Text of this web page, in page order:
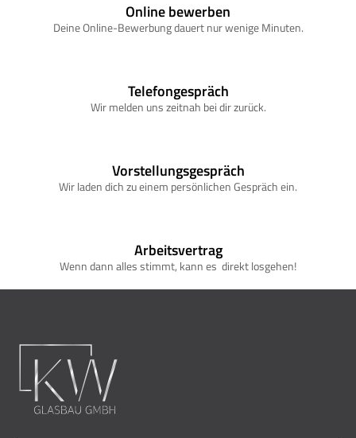
Online bewerben
Deine Online-Bewerbung dauert nur wenige Minuten.
Telefongespräch
Wir melden uns zeitnah bei dir zurück.
Vorstellungsgespräch
Wir laden dich zu einem persönlichen Gespräch ein.
Arbeitsvertrag
Wenn dann alles stimmt, kann es  direkt losgehen!